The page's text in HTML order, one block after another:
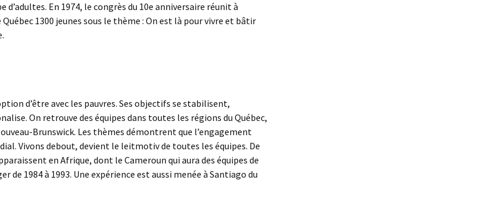
d’adultes. En 1974, le congrès du 10e anniversaire réunit à
Québec 1300 jeunes sous le thème : On est là pour vivre et bâtir
d’être avec les pauvres. Ses objectifs se stabilisent,
On retrouve des équipes dans toutes les régions du Québec,
Brunswick. Les thèmes démontrent que l’engagement
Vivons debout, devient le leitmotiv de toutes les équipes. De
en Afrique, dont le Cameroun qui aura des équipes de
de 1984 à 1993. Une expérience est aussi menée à Santiago du